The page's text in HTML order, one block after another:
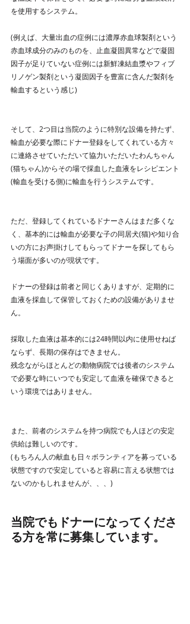
を使用するシステム。
(例えば、大量出血の症例には濃厚赤血球製剤という
赤血球成分のみのものを、止血凝固異常などで凝固
因子が足りていない症例には新鮮凍結血漿やフィブ
リノゲン製剤という凝固因子を豊富に含んだ製剤を
輸血するという感じ)
そして、2つ目は当院のように特別な設備を持たず、
輸血が必要な際にドナー登録をしてくれている方々
に連絡させていただいて協力いただいたわんちゃん
(猫ちゃん)からその場で採血した血液をレシピエント
(輸血を受ける側)に輸血を行うシステムです。
ただ、登録してくれているドナーさんはまだ多くな
く、基本的には輸血が必要な子の同居犬(猫)や知り合
いの方にお声掛けしてもらってドナーを探してもら
う場面が多いのが現状です。
ドナーの登録は前者と同じくありますが、定期的に
血液を採血して保管しておくための設備がありませ
ん。
採取した血液は基本的には24時間以内に使用せねば
ならず、長期の保存はできません。
残念ながらほとんどの動物病院では後者のシステム
で必要な時にいつでも安定して血液を確保できると
いう環境ではありません。
また、前者のシステムを持つ病院でも人ほどの安定
供給は難しいのです。
(もちろん人の献血も日々ボランティアを募っている
状態ですので安定していると容易に言える状態では
ないのかもしれませんが、、、)
当院でもドナーになってくださ
る方を常に募集しています。